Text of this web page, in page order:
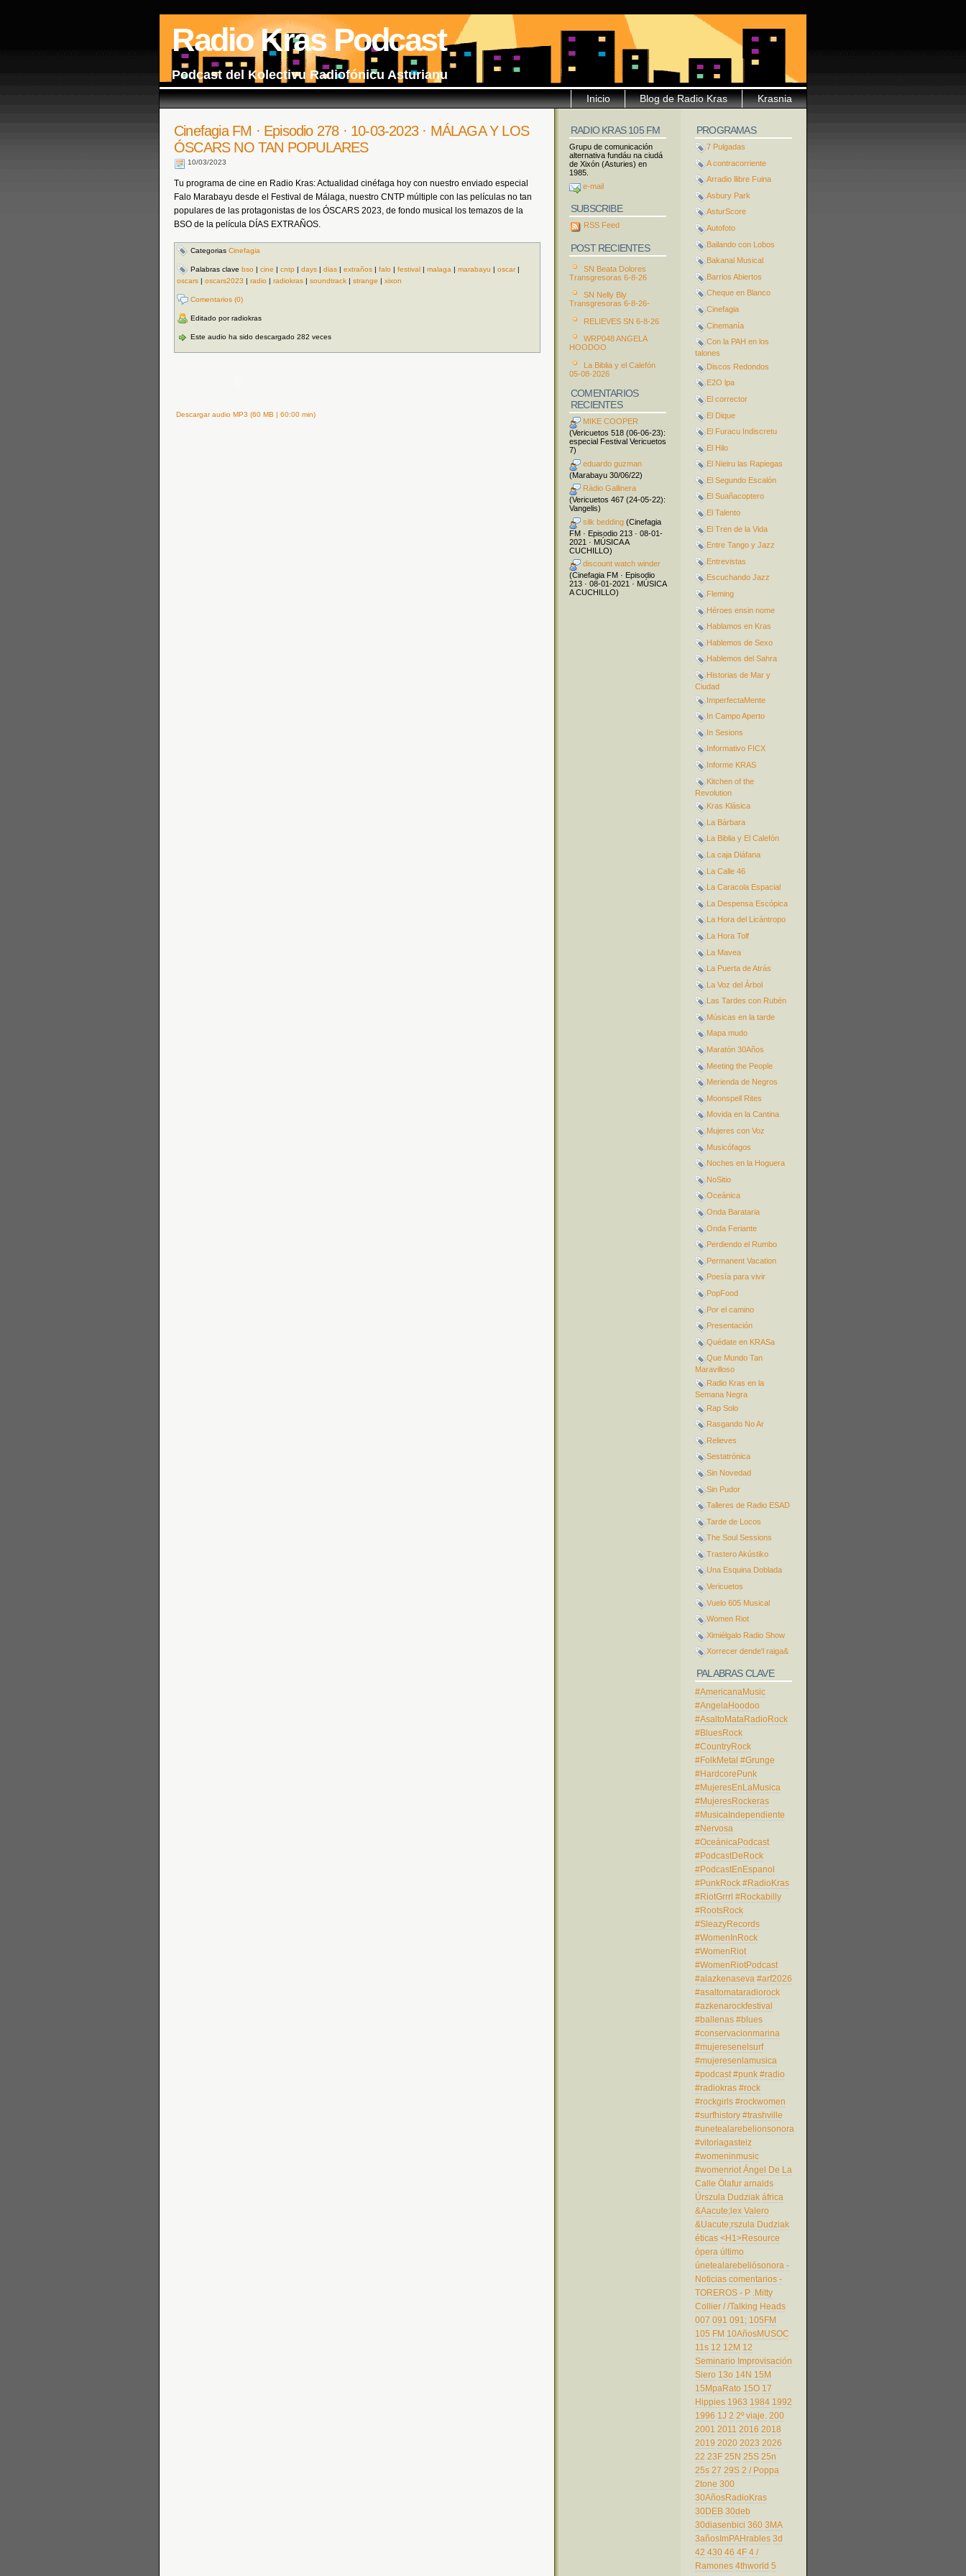
Radio Kras Podcast
Podcast del Kolectivu Radiofónicu Asturianu
Krasnia
Blog de Radio Kras
Inicio
Cinefagia FM · Episodio 278 · 10-03-2023 · MÁLAGA Y LOS
ÓSCARS NO TAN POPULARES
10/03/2023
Tu programa de cine en Radio Kras: Actualidad cinéfaga hoy con nuestro enviado especial
Falo Marabayu desde el Festival de Málaga, nuestro CNTP múltiple con las películas no tan
populares de las protagonistas de los ÓSCARS 2023, de fondo musical los temazos de la
BSO de la película DÍAS EXTRAÑOS.
Categorias Cinefagia
Palabras clave bso | cine | cntp | days | dias | extraños | falo | festival | malaga | marabayu | oscar|
oscars | oscars2023 | radio | radiokras | soundtrack | strange | xixon
Comentarios (0)
Editado por radiokras
Este audio ha sido descargado 282 veces
Descargar audio MP3 (60 MB | 60:00 min)
PROGRAMAS
7 Pulgadas
A contracorriente
Arradio llibre Fuina
Asbury Park
AsturScore
Autofoto
Bailando con Lobos
Bakanal Musical
Barrios Abiertos
Cheque en Blanco
Cinefagia
Cinemanía
Con la PAH en los
talones
Discos Redondos
E2O lpa
El corrector
El Dique
El Furacu Indiscretu
El Hilo
El Nieiru las Rapiegas
El Segundo Escalón
El Suañacoptero
El Talento
El Tren de la Vida
Entre Tango y Jazz
Entrevistas
Escuchando Jazz
Fleming
Héroes ensin nome
Hablamos en Kras
Hablemos de Sexo
Hablemos del Sahra
Historias de Mar y
Ciudad
ImperfectaMente
In Campo Aperto
In Sesions
Informativo FICX
Informe KRAS
Kitchen of the
Revolution
Kras Klásica
La Bárbara
La Biblia y El Calefón
La caja Diáfana
La Calle 46
La Caracola Espacial
La Despensa Escópica
La Hora del Licántropo
La Hora Tolf
La Mavea
La Puerta de Atrás
La Voz del Árbol
Las Tardes con Rubén
Músicas en la tarde
Mapa mudo
Maratón 30Años
Meeting the People
Merienda de Negros
Moonspell Rites
Movida en la Cantina
Mujeres con Voz
Musicófagos
Noches en la Hoguera
NoSitio
Oceánica
Onda Barataria
Onda Feriante
Perdiendo el Rumbo
Permanent Vacation
Poesía para vivir
PopFood
Por el camino
Presentación
Quédate en KRASa
Que Mundo Tan
Maravilloso
Radio Kras en la
Semana Negra
Rap Solo
Rasgando No Ar
Relieves
Sestatrónica
Sin Novedad
Sin Pudor
Talleres de Radio ESAD
Tarde de Locos
The Soul Sessions
Trastero Akústiko
Una Esquina Doblada
Vericuetos
Vuelo 605 Musical
Women Riot
Ximiélgalo Radio Show
Xorrecer dende'l raiga&
PALABRAS CLAVE
#AmericanaMusic
#AngelaHoodoo
#AsaltoMataRadioRock
#BluesRock
#CountryRock
#FolkMetal #Grunge
#HardcorePunk
#MujeresEnLaMusica
#MujeresRockeras
#MusicaIndependiente
#Nervosa
#OceánicaPodcast
#PodcastDeRock
#PodcastEnEspanol
#PunkRock #RadioKras
#RiotGrrrl #Rockabilly
#RootsRock
#SleazyRecords
#WomenInRock
#WomenRiot
#WomenRiotPodcast
#alazkenaseva #arf2026
#asaltomataradiorock
#azkenarockfestival
#ballenas #blues
#conservacionmarina
#mujeresenelsurf
#mujeresenlamusica
#podcast #punk #radio
#radiokras #rock
#rockgirls #rockwomen
#surfhistory #trashville
#unetealarebelionsonora
#vitoriagasteiz
#womeninmusic
#womenriot Ángel De La
Calle Ölafur arnalds
Úrszula Dudziak áfrica
&Aacute;lex Valero
&Uacute;rszula Dudziak
éticas <H1>Resource
ópera último
únetealarebeliósonora -
Noticias comentarios -
TOREROS - P .Mitty
Collier / /Talking Heads
007 091 091; 105FM
105 FM 10AñosMUSOC
11s 12 12M 12
Seminario Improvisación
Siero 13o 14N 15M
15MpaRato 15O 17
Hippies 1963 1984 1992
1996 1J 2 2º viaje. 200
2001 2011 2016 2018
2019 2020 2023 2026
22 23F 25N 25S 25n
25s 27 29S 2 / Poppa
2tone 300
30AñosRadioKras
30DEB 30deb
30diasenbici 360 3MA
3añosImPAHrables 3d
42 430 46 4F 4 /
Ramones 4thworld 5
RADIO KRAS 105 FM
Grupu de comunicación
alternativa fundáu na ciudá
de Xixón (Asturies) en
1985.
e-mail
SUBSCRIBE
RSS Feed
POST RECIENTES
SN Beata Dolores
Transgresoras 6-8-26
SN Nelly Bly
Transgresoras 6-8-26-
RELIEVES SN 6-8-26
WRP048 ANGELA
HOODOO
La Biblia y el Calefón
05-08-2026
COMENTARIOS
RECIENTES
MIKE COOPER
(Vericuetos 518 (06-06-23):
especial Festival Vericuetos
7)
eduardo guzman
(Marabayu 30/06/22)
Ràdio Gallinera
(Vericuetos 467 (24-05-22):
Vangelis)
silk bedding (Cinefagia
FM · Episodio 213 · 08-01-
2021 · MÚSICA A
CUCHILLO)
discount watch winder
(Cinefagia FM · Episodio
213 · 08-01-2021 · MÚSICA
A CUCHILLO)